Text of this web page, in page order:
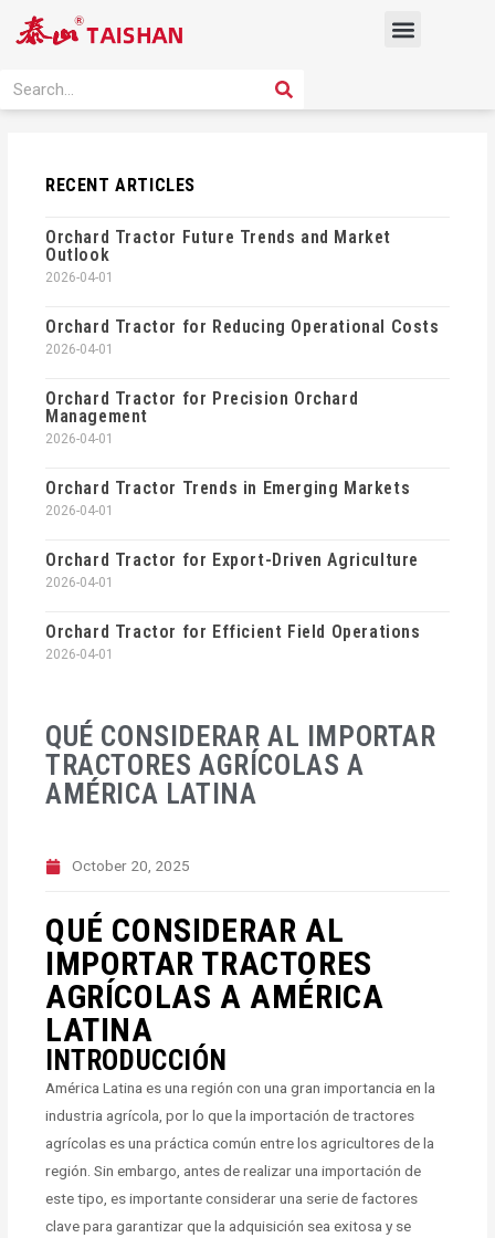
Menu
Search SEARCH
QUÉ CONSIDERAR AL IMPORTAR
TRACTORES AGRÍCOLAS A
AMÉRICA LATINA
October 20, 2025
QUÉ CONSIDERAR AL
IMPORTAR TRACTORES
AGRÍCOLAS A AMÉRICA
LATINA
INTRODUCCIÓN
América Latina es una región con una gran importancia en la
industria agrícola, por lo que la importación de tractores
agrícolas es una práctica común entre los agricultores de la
región. Sin embargo, antes de realizar una importación de
este tipo, es importante considerar una serie de factores
clave para garantizar que la adquisición sea exitosa y se
RECENT ARTICLES
Orchard Tractor Future Trends and Market
Outlook
2026-04-01
Orchard Tractor for Reducing Operational Costs
2026-04-01
Orchard Tractor for Precision Orchard
Management
2026-04-01
Orchard Tractor Trends in Emerging Markets
2026-04-01
Orchard Tractor for Export-Driven Agriculture
2026-04-01
Orchard Tractor for Efficient Field Operations
2026-04-01